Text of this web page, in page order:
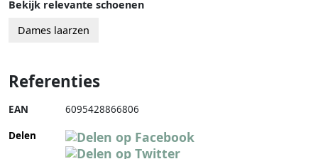
Bekijk relevante schoenen
Dames laarzen
Referenties
EAN 6095428866806
Delen